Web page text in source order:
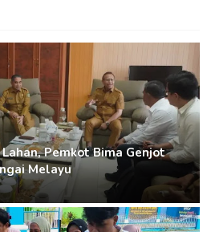
Pemkot Bima Genjot
Melayu